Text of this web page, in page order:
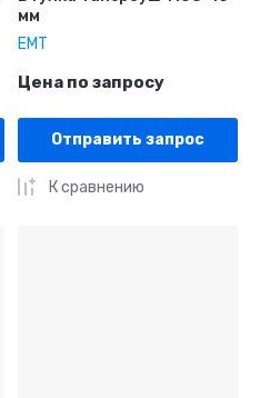
мм
EMT
Цена по запросу
Отправить запрос
К сравнению